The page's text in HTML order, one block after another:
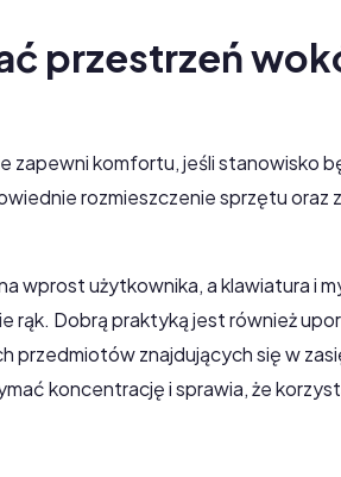
przestrzeń
zapewni komfortu, jeśli stanowisko
rozmieszczenie sprzętu oraz
wprost użytkownika, a klawiatura i
rąk. Dobrą praktyką jest również
przedmiotów znajdujących się w
koncentrację i sprawia, że